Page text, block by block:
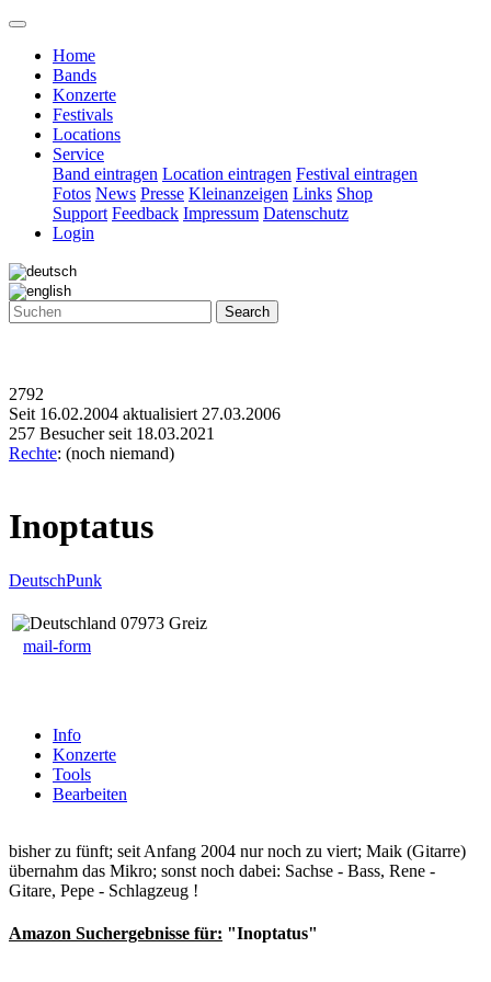
Home
Bands
Konzerte
Festivals
Locations
Service
Band eintragen Location eintragen Festival eintragen
Fotos News Presse Kleinanzeigen Links Shop
Support Feedback Impressum Datenschutz
Login
Search
2792
Seit 16.02.2004 aktualisiert 27.03.2006
257 Besucher seit 18.03.2021
Rechte: (noch niemand)
Inoptatus
DeutschPunk
07973 Greiz
mail-form
Info
Konzerte
Tools
Bearbeiten
bisher zu fünft; seit Anfang 2004 nur noch zu viert; Maik (Gitarre)
übernahm das Mikro; sonst noch dabei: Sachse - Bass, Rene -
Gitare, Pepe - Schlagzeug !
Amazon Suchergebnisse für: "Inoptatus"